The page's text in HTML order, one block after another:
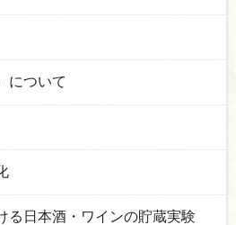
について
る日本酒・ワインの貯蔵実験